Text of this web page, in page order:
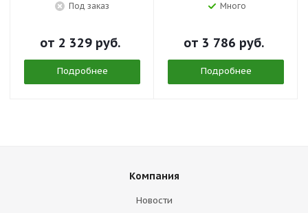
Под заказ
от 2 329 руб.
Подробнее
Много
от 3 786 руб.
Подробнее
Компания
Новости